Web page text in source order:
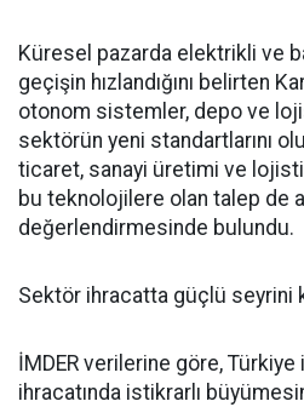
Küresel pazarda elektrikli ve
geçişin hızlandığını belirten
otonom sistemler, depo ve
sektörün yeni standartlarını
ticaret, sanayi üretimi ve
bu teknolojilere olan talep de
değerlendirmesinde bulundu.
Sektör ihracatta güçlü seyrini
İMDER verilerine göre,
ihracatında istikrarlı